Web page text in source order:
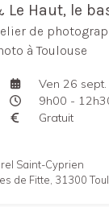
Le Haut, le
de
à Toulouse
Ven 26
9h00 -
Gratuit
Saint-Cyprien
de Fitte, 31300